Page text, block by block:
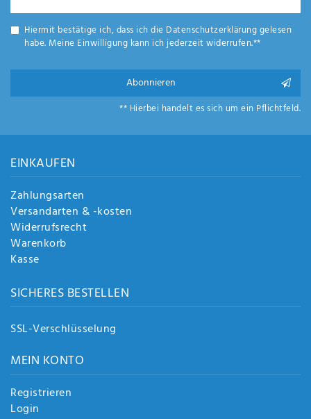
Hiermit bestätige ich, dass ich die Daten­schutz­erklärunggelesen
habe. Meine Einwilligung kann ich jederzeit widerrufen.**
Abonnieren
** Hierbei handelt es sich um ein Pflichtfeld.
EINKAUFEN
Zahlungsarten
Versandarten & -kosten
Widerrufsrecht
Warenkorb
Kasse
SICHERES BESTELLEN
SSL-Verschlüsselung
MEIN KONTO
Registrieren
Login